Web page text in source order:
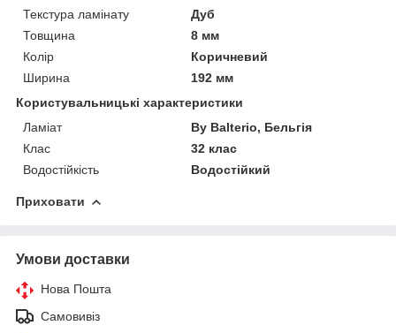
Текстура ламінату
Дуб
Товщина
8 мм
Колір
Коричневий
Ширина
192 мм
Користувальницькі характеристики
Ламіат
By Balterio, Бельгія
Клас
32 клас
Водостійкість
Водостійкий
Приховати
Умови доставки
Нова Пошта
Самовивіз